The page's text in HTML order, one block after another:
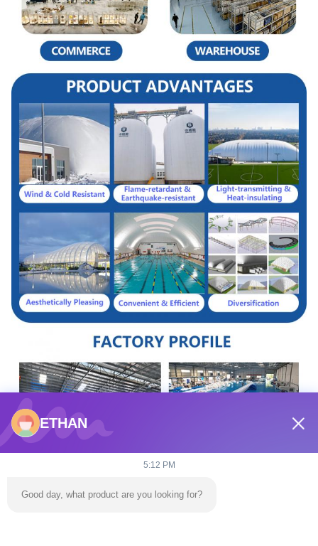
ETHAN
5:12 PM
Good day, what product are you looking for?